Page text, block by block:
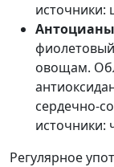
источники:
овощам.
сердечно-
источники:
Регулярное